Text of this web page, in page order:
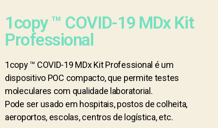
1copy ™ COVID-19 MDx Kit
Professional
1copy ™ COVID-19 MDx Kit Professional é um
dispositivo POC compacto, que permite testes
moleculares com qualidade laboratorial.
Pode ser usado em hospitais, postos de colheita,
aeroportos, escolas, centros de logística, etc.